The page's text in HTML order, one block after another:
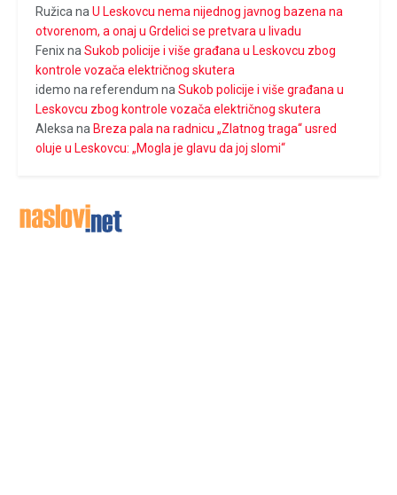
Ružica na U Leskovcu nema nijednog javnog bazena na
otvorenom, a onaj u Grdelici se pretvara u livadu
Fenixna Sukob policije i više građana u Leskovcu zbog
kontrole vozača električnog skutera
idemo na referendum na Sukob policije i više građana u
Leskovcu zbog kontrole vozača električnog skutera
Aleksa na Breza pala na radnicu „Zlatnog traga“ usred
oluje u Leskovcu: „Mogla je glavu da joj slomi“